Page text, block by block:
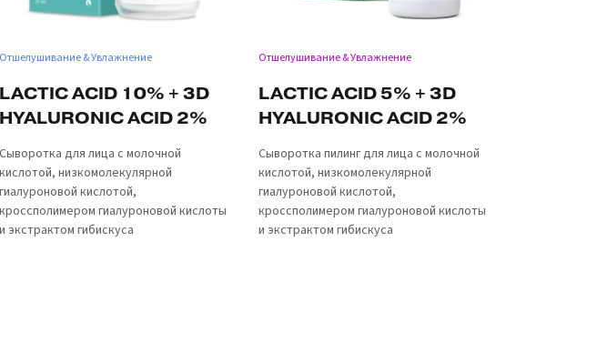
Отшелушивание & Увлажнение
LACTIC ACID 10% + 3D
HYALURONIC ACID 2%
Сыворотка для лица с молочной
кислотой, низкомолекулярной
гиалуроновой кислотой,
кроссполимером гиалуроновой кислоты
и экстрактом гибискуса
Отшелушивание & Увлажнение
LACTIC ACID 5% + 3D
HYALURONIC ACID 2%
Сыворотка пилинг для лица с молочной
кислотой, низкомолекулярной
гиалуроновой кислотой,
кроссполимером гиалуроновой кислоты
и экстрактом гибискуса